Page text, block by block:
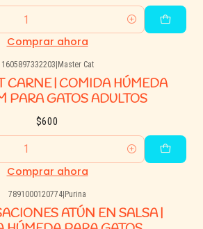
Comprar ahora
1605897332203 Master Cat
CARNE | COMIDA HÚMEDA
PARA GATOS ADULTOS
$600
Comprar ahora
7891000120774|Purina
ATÚN EN SALSA |